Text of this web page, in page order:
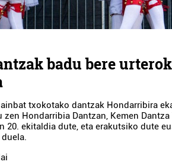
badu bere
txokotako dantzak Hondarribira
zen Hondarribia Dantzan, Kemen Dantza
20. ekitaldia dute, eta erakutsiko dute